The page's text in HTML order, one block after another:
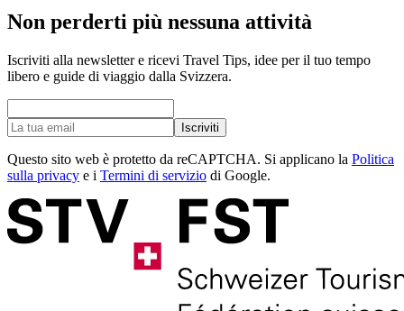
Non perderti più nessuna attività
Iscriviti alla newsletter e ricevi Travel Tips, idee per il tuo tempo
libero e guide di viaggio dalla Svizzera.
Iscriviti
Questo sito web è protetto da reCAPTCHA. Si applicano la Politica
sulla privacy e i Termini di servizio di Google.